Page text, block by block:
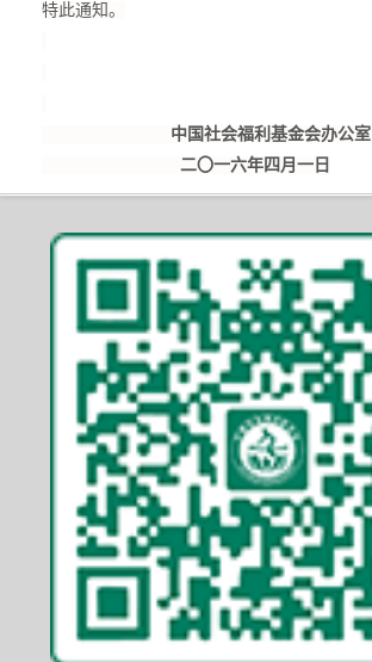
特此通知。
中国社会福利基金会办公室
二〇一六年四月一日